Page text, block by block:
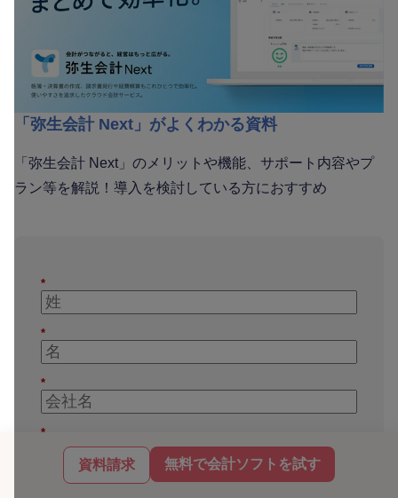
資料請求 無料で会計ソフトを試す
「弥生会計 Next」がよくわかる資料
「弥生会計 Next」のメリットや機能、サポート内容やプ
ラン等を解説！導入を検討している方におすすめ
*
*
*
*